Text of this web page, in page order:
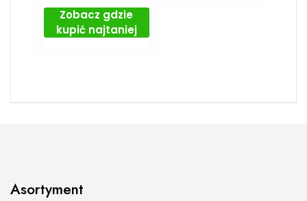
Zobacz gdzie
kupić najtaniej
Asortyment